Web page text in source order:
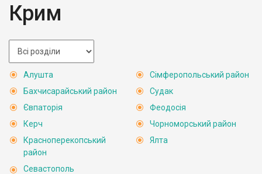
Крим
Алушта
Бахчисарайський район
Євпаторія
Керч
Красноперекопський
район
Севастополь
Сімферопольський район
Судак
Феодосія
Чорноморський район
Ялта